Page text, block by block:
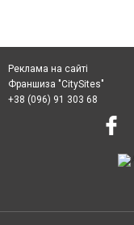
Реклама на сайті
Франшиза "CitySites"
+38 (096) 91 303 68